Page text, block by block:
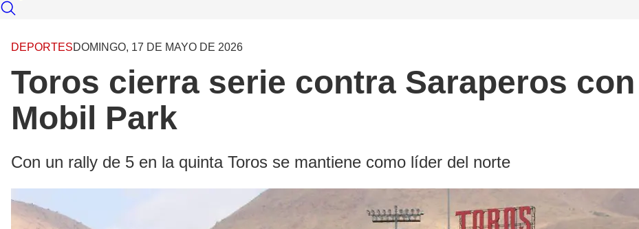
DEPORTESDOMINGO, 17 DE MAYO DE 2026
Toros cierra serie contra Saraperos
Mobil Park
Con un rally de 5 en la quinta Toros se mantiene como líder del norte